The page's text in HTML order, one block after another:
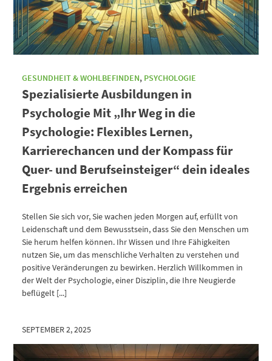
GESUNDHEIT & WOHLBEFINDEN, PSYCHOLOGIE
Spezialisierte Ausbildungen in
Psychologie Mit „Ihr Weg in die
Psychologie: Flexibles Lernen,
Karrierechancen und der Kompass für
Quer- und Berufseinsteiger“ dein ideales
Ergebnis erreichen
Stellen Sie sich vor, Sie wachen jeden Morgen auf, erfüllt von
Leidenschaft und dem Bewusstsein, dass Sie den Menschen um
Sie herum helfen können. Ihr Wissen und Ihre Fähigkeiten
nutzen Sie, um das menschliche Verhalten zu verstehen und
positive Veränderungen zu bewirken. Herzlich Willkommen in
der Welt der Psychologie, einer Disziplin, die Ihre Neugierde
beflügelt [...]
SEPTEMBER 2, 2025